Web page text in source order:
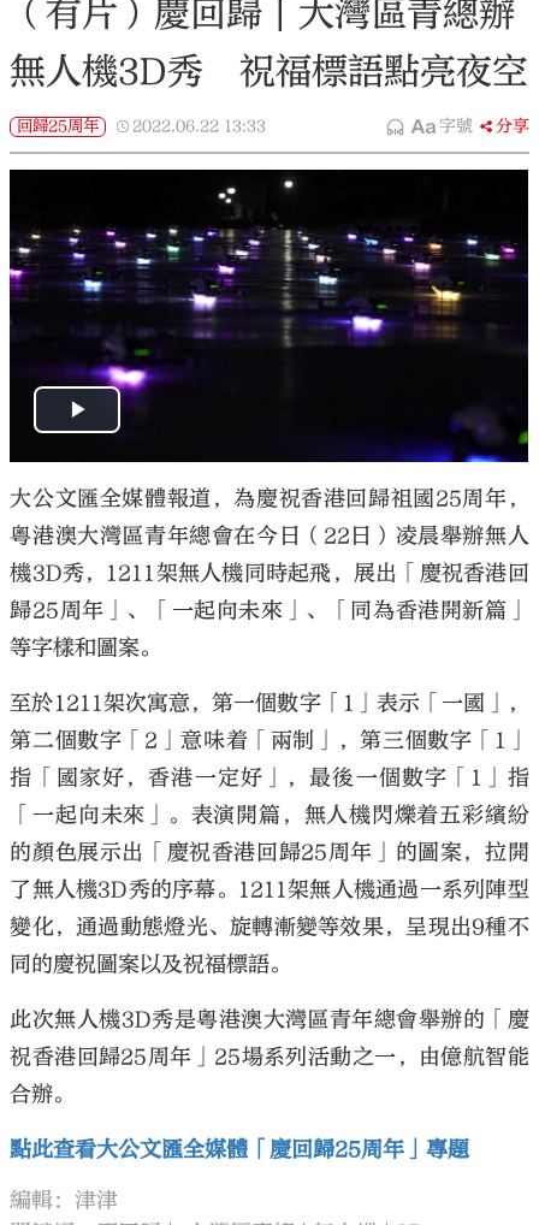
（有片）慶回歸 | 大灣區青總辦
無人機3D秀 祝福標語點亮夜空
回歸25周年 2022.06.22 13:33 字號 分享
大公文匯全媒體報道，為慶祝香港回歸祖國25周年，
粵港澳大灣區青年總會在今日（22日）凌晨舉辦無人
機3D秀，1211架無人機同時起飛，展出「慶祝香港回
歸25周年」、「一起向未來」、「同為香港開新篇」
等字樣和圖案。
至於1211架次寓意，第一個數字「1」表示「一國」，
第二個數字「2」意味着「兩制」，第三個數字「1」
指「國家好，香港一定好」，最後一個數字「1」指
「一起向未來」。表演開篇，無人機閃爍着五彩繽紛
的顏色展示出「慶祝香港回歸25周年」的圖案，拉開
了無人機3D秀的序幕。1211架無人機通過一系列陣型
變化，通過動態燈光、旋轉漸變等效果，呈現出9種不
同的慶祝圖案以及祝福標語。
此次無人機3D秀是粵港澳大灣區青年總會舉辦的「慶
祝香港回歸25周年」25場系列活動之一，由億航智能
合辦。
點此查看大公文匯全媒體「慶回歸25周年」專題
編輯：津津